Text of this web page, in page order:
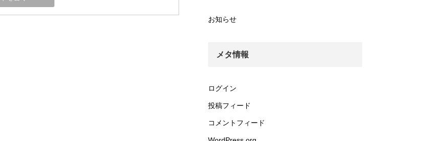
お知らせ
メタ情報
ログイン
投稿フィード
コメントフィード